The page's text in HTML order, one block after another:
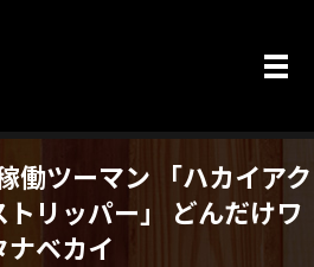
働ツーマン 「ハカイアク
トリッパー」 どんだけワ
ナベカイ